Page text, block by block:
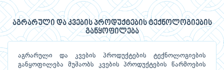
აგრარული და კვების პროდუქტების ტექნოლოგიების
განყოფილება
აგრარული და კვების პროდუქტების ტექნოლოგიების
განყოფილება მუშაობს კვების პროდუქტების წარმოების